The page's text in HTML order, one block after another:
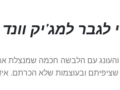
לגבר למג'יק
והעונג עם הלבשה חכמה שמנצלת
שציפיתם ובעוצמות שלא הכרתם.